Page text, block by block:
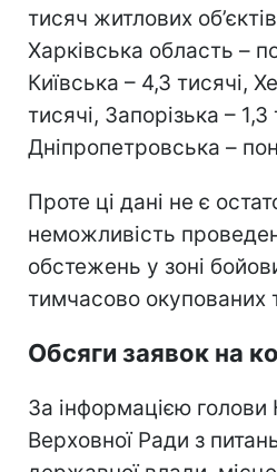
тисяч житлових
Харківська область –
Київська – 4,3 тисячі,
тисячі, Запорізька – 1,3
Дніпропетровська –
Проте ці дані не є
неможливість
обстежень у зоні
тимчасово окупованих
Обсяги заявок на
За інформацією голови
Верховної Ради з питань